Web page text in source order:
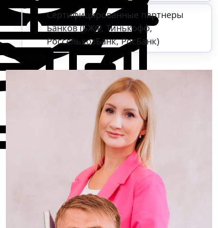
Сертифицированные партнеры
Банков (БЖФ, Тинькофф,
РоссельхозБанк, РосБанк)